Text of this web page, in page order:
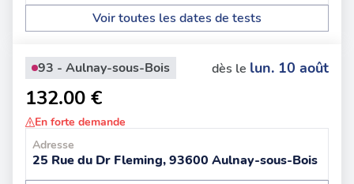
Voir toutes les dates de tests
93 - Aulnay-sous-Bois dès le lun. 10 août
132.00 €
En forte demande
Adresse
25 Rue du Dr Fleming, 93600 Aulnay-sous-Bois